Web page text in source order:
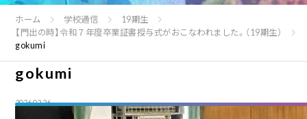
ホーム 学校通信
19期生
【門出の時】令和７年度卒業証書授与式がおこなわれました。（19期生）
gokumi
gokumi
2026.02.26